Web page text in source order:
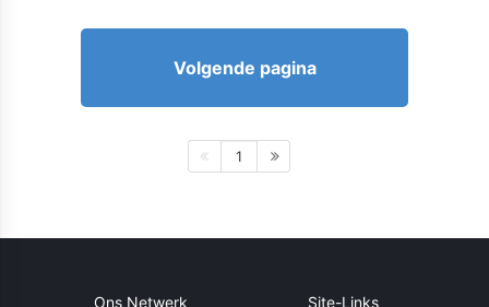
Volgende pagina
1
Ons Netwerk Site-Links